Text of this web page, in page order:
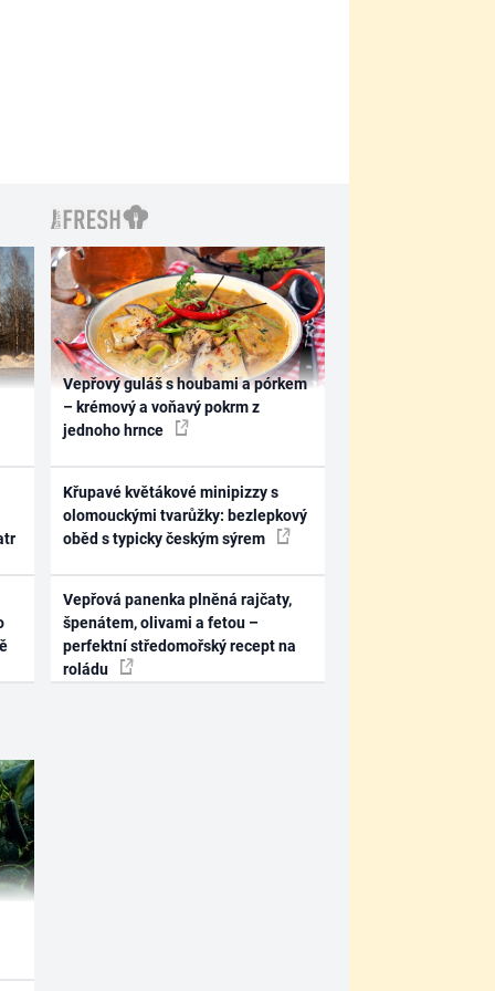
Vepřový guláš s houbami a pórkem
– krémový a voňavý pokrm z
jednoho hrnce
Křupavé květákové minipizzy s
olomouckými tvarůžky: bezlepkový
oběd s typicky českým sýrem
Vepřová panenka plněná rajčaty,
špenátem, olivami a fetou –
perfektní středomořský recept na
roládu